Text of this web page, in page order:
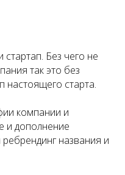
Без чего не
так это без
настоящего старта.
компании и
и дополнение
названия и